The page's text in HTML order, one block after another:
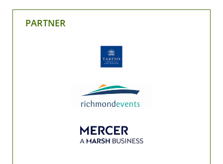
PARTNER